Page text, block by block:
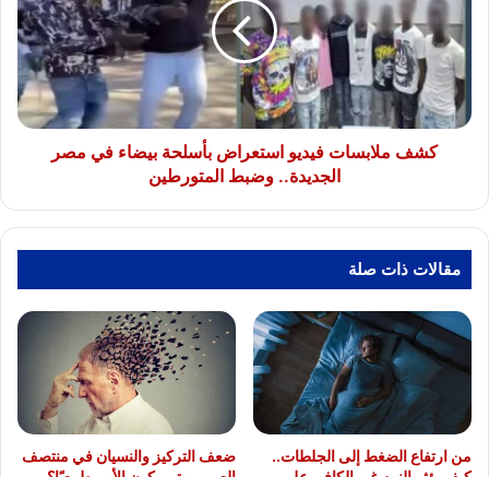
استعراض
بأسلحة
بيضاء
في
مصر
الجديدة..
وضبطكشف ملابسات فيديو استعراض بأسلحة بيضاء في مصر
الجديدة.. وضبط المتورطين
مقالات ذات صلة
من ارتفاع الضغط إلى الجلطات..
ضعف التركيز والنسيان في منتصف